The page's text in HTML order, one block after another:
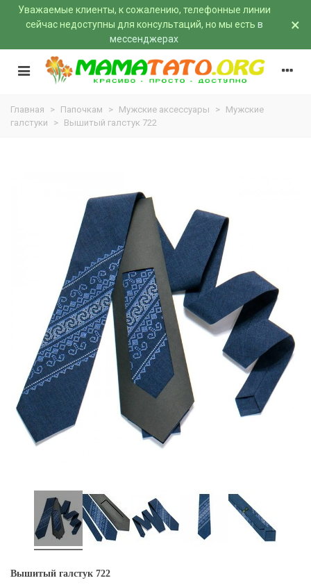
Уважаемые клиенты, к сожалению, телефонные линии
сейчас недоступны для консультаций, но мы есть в
мессенджерах
×
Главная > Папочкам > Мужские аксессуары > Мужские
галстуки
> Вышитый галстук 722
Вышитый галстук 722